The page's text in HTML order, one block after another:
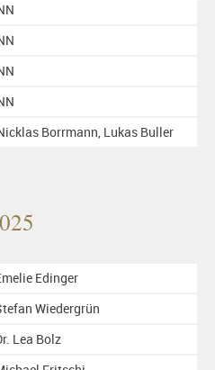
Borrmann, Lukas Buller
Edinger
Wiedergrün
Lea Bolz